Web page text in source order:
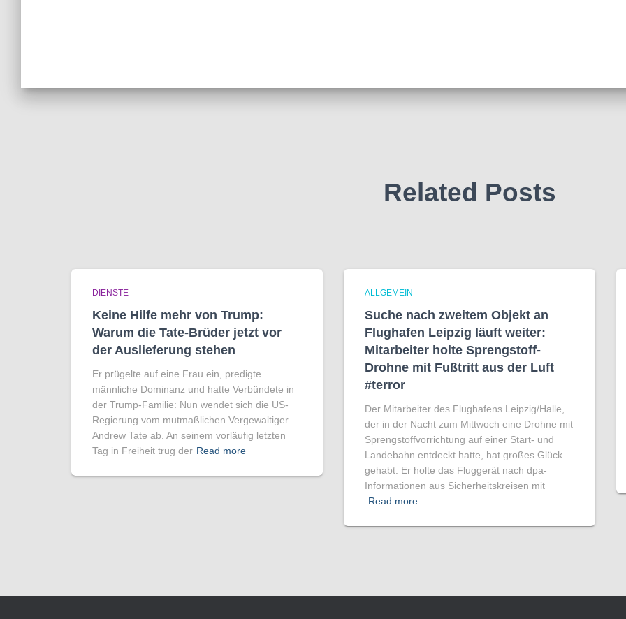
Related Posts
DIENSTE
Keine Hilfe mehr von Trump:
Warum die Tate-Brüder jetzt vor
der Auslieferung stehen
Er prügelte auf eine Frau ein, predigte
männliche Dominanz und hatte Verbündete in
der Trump-Familie: Nun wendet sich die US-
Regierung vom mutmaßlichen Vergewaltiger
Andrew Tate ab. An seinem vorläufig letzten
Tag in Freiheit trug der Read more
ALLGEMEIN
Suche nach zweitem Objekt an
Flughafen Leipzig läuft weiter:
Mitarbeiter holte Sprengstoff-
Drohne mit Fußtritt aus der Luft
#terror
Der Mitarbeiter des Flughafens Leipzig/Halle,
der in der Nacht zum Mittwoch eine Drohne mit
Sprengstoffvorrichtung auf einer Start- und
Landebahn entdeckt hatte, hat großes Glück
gehabt. Er holte das Fluggerät nach dpa-
Informationen aus Sicherheitskreisen mit
Read more